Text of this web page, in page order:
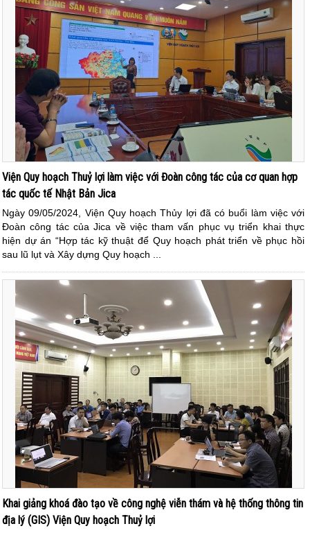
Viện Quy hoạch Thuỷ lợi làm việc với Đoàn công tác của cơ quan hợp
tác quốc tế Nhật Bản Jica
Ngày 09/05/2024, Viện Quy hoạch Thủy lợi đã có buổi làm việc với
Đoàn công tác của Jica về việc tham vấn phục vụ triển khai thực
hiện dự án “Hợp tác kỹ thuật để Quy hoạch phát triển về phục hồi
sau lũ lụt và Xây dựng Quy hoạch ...
Khai giảng khoá đào tạo về công nghệ viễn thám và hệ thống thông tin
địa lý (GIS) Viện Quy hoạch Thuỷ lợi